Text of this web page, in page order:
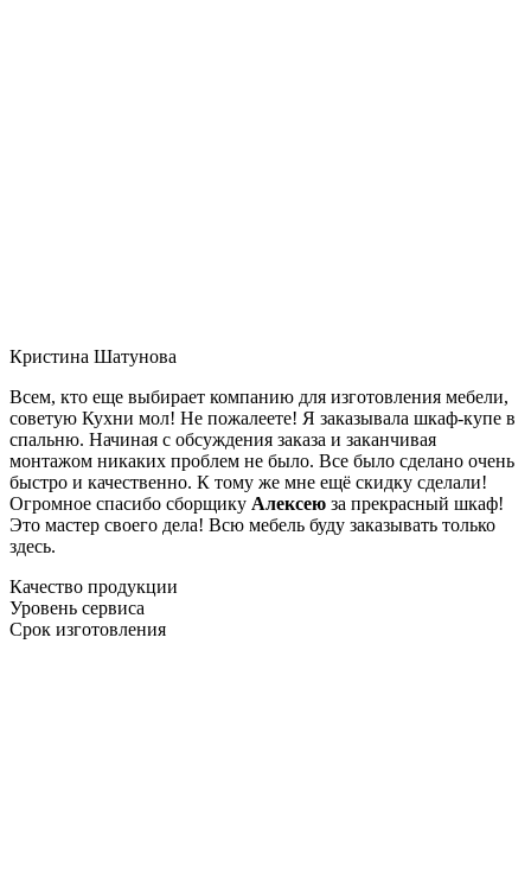
Кристина Шатунова
Всем, кто еще выбирает компанию для изготовления мебели,
советую Кухни мол! Не пожалеете! Я заказывала шкаф-купе в
спальню. Начиная с обсуждения заказа и заканчивая
монтажом никаких проблем не было. Все было сделано очень
быстро и качественно. К тому же мне ещё скидку сделали!
Огромное спасибо сборщику Алексею за прекрасный шкаф!
Это мастер своего дела! Всю мебель буду заказывать только
здесь.
Качество продукции
Уровень сервиса
Срок изготовления